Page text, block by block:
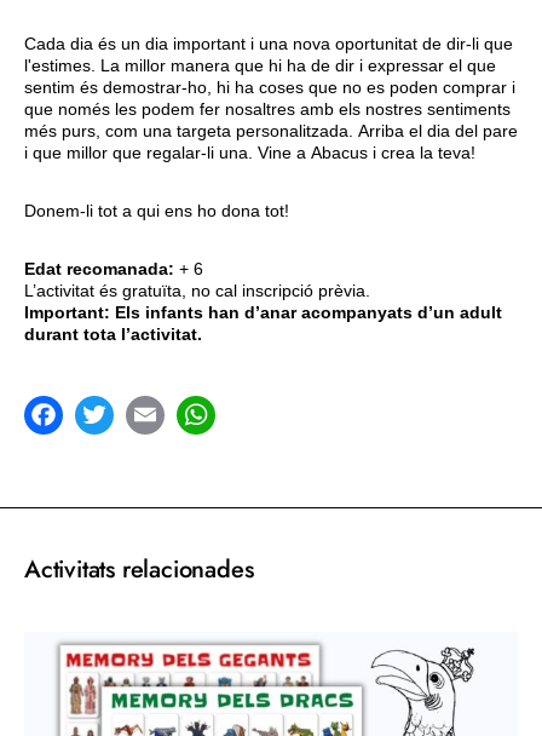
Cada dia és un dia important i una nova oportunitat de dir-li que
l'estimes. La millor manera que hi ha de dir i expressar el que
sentim és demostrar-ho, hi ha coses que no es poden comprar i
que només les podem fer nosaltres amb els nostres sentiments
més purs, com una targeta personalitzada. Arriba el dia del pare
i que millor que regalar-li una. Vine a Abacus i crea la teva!
Donem-li tot a qui ens ho dona tot!
Edat recomanada: + 6
L’activitat és gratuïta, no cal inscripció prèvia.
Important: Els infants han d’anar acompanyats d’un adult
durant tota l’activitat.
Activitats relacionades